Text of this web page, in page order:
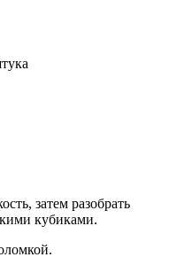
затем разобрать
кубиками.